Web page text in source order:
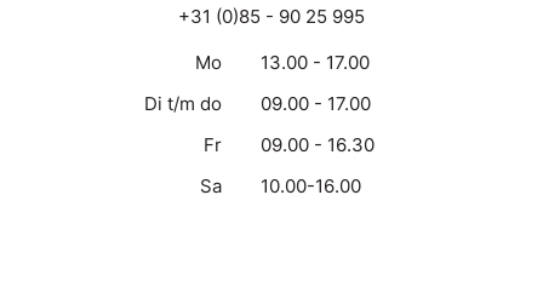
+31 (0)85 - 90 25 995
Mo
13.00 - 17.00
Di t/m do
09.00 - 17.00
Fr
09.00 - 16.30
Sa
10.00-16.00